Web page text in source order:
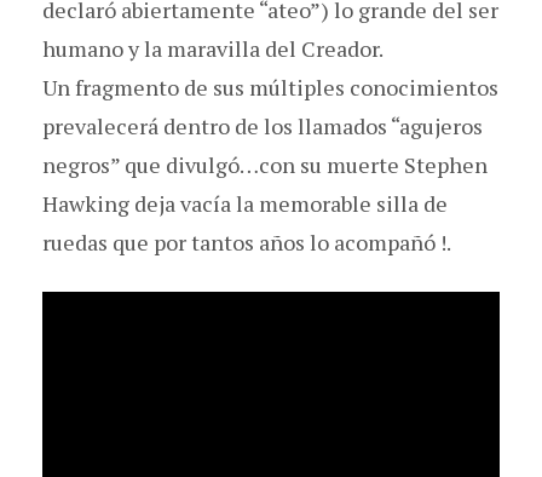
declaró abiertamente “ateo”) lo grande del ser
humano y la maravilla del Creador.
Un fragmento de sus múltiples conocimientos
prevalecerá dentro de los llamados “agujeros
negros” que divulgó…con su muerte Stephen
Hawking deja vacía la memorable silla de
ruedas que por tantos años lo acompañó !.